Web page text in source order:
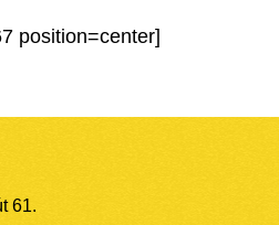
position=center]
61.